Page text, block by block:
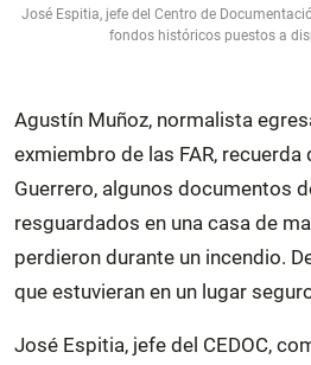
José Espitia, jefe del Centro de
fondos históricos puestos a
Agustín Muñoz, normalista
exmiembro de las FAR, recuerda
Guerrero, algunos documentos
resguardados en una casa de
perdieron durante un incendio.
que estuvieran en un lugar
José Espitia, jefe del CEDOC,